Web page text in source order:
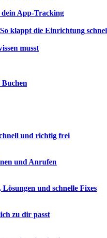
dein App-Tracking
klappt die Einrichtung
musst
und richtig frei
und Anrufen
und schnelle Fixes
zu dir passt